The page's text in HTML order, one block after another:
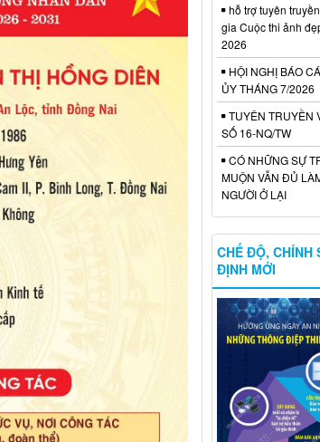
hỗ trợ tuyên
gia Cuộc thi ảnh
2026
HỘI NGHỊ BÁO
ỦY THÁNG 7/2026
TUYÊN TRUYỀN
SỐ 16-NQ/TW
CÓ NHỮNG SỰ
MUỘN VẪN ĐỦ
NGƯỜI Ở LẠI
CHẾ ĐỘ, CHÍNH
ĐỊNH MỚI